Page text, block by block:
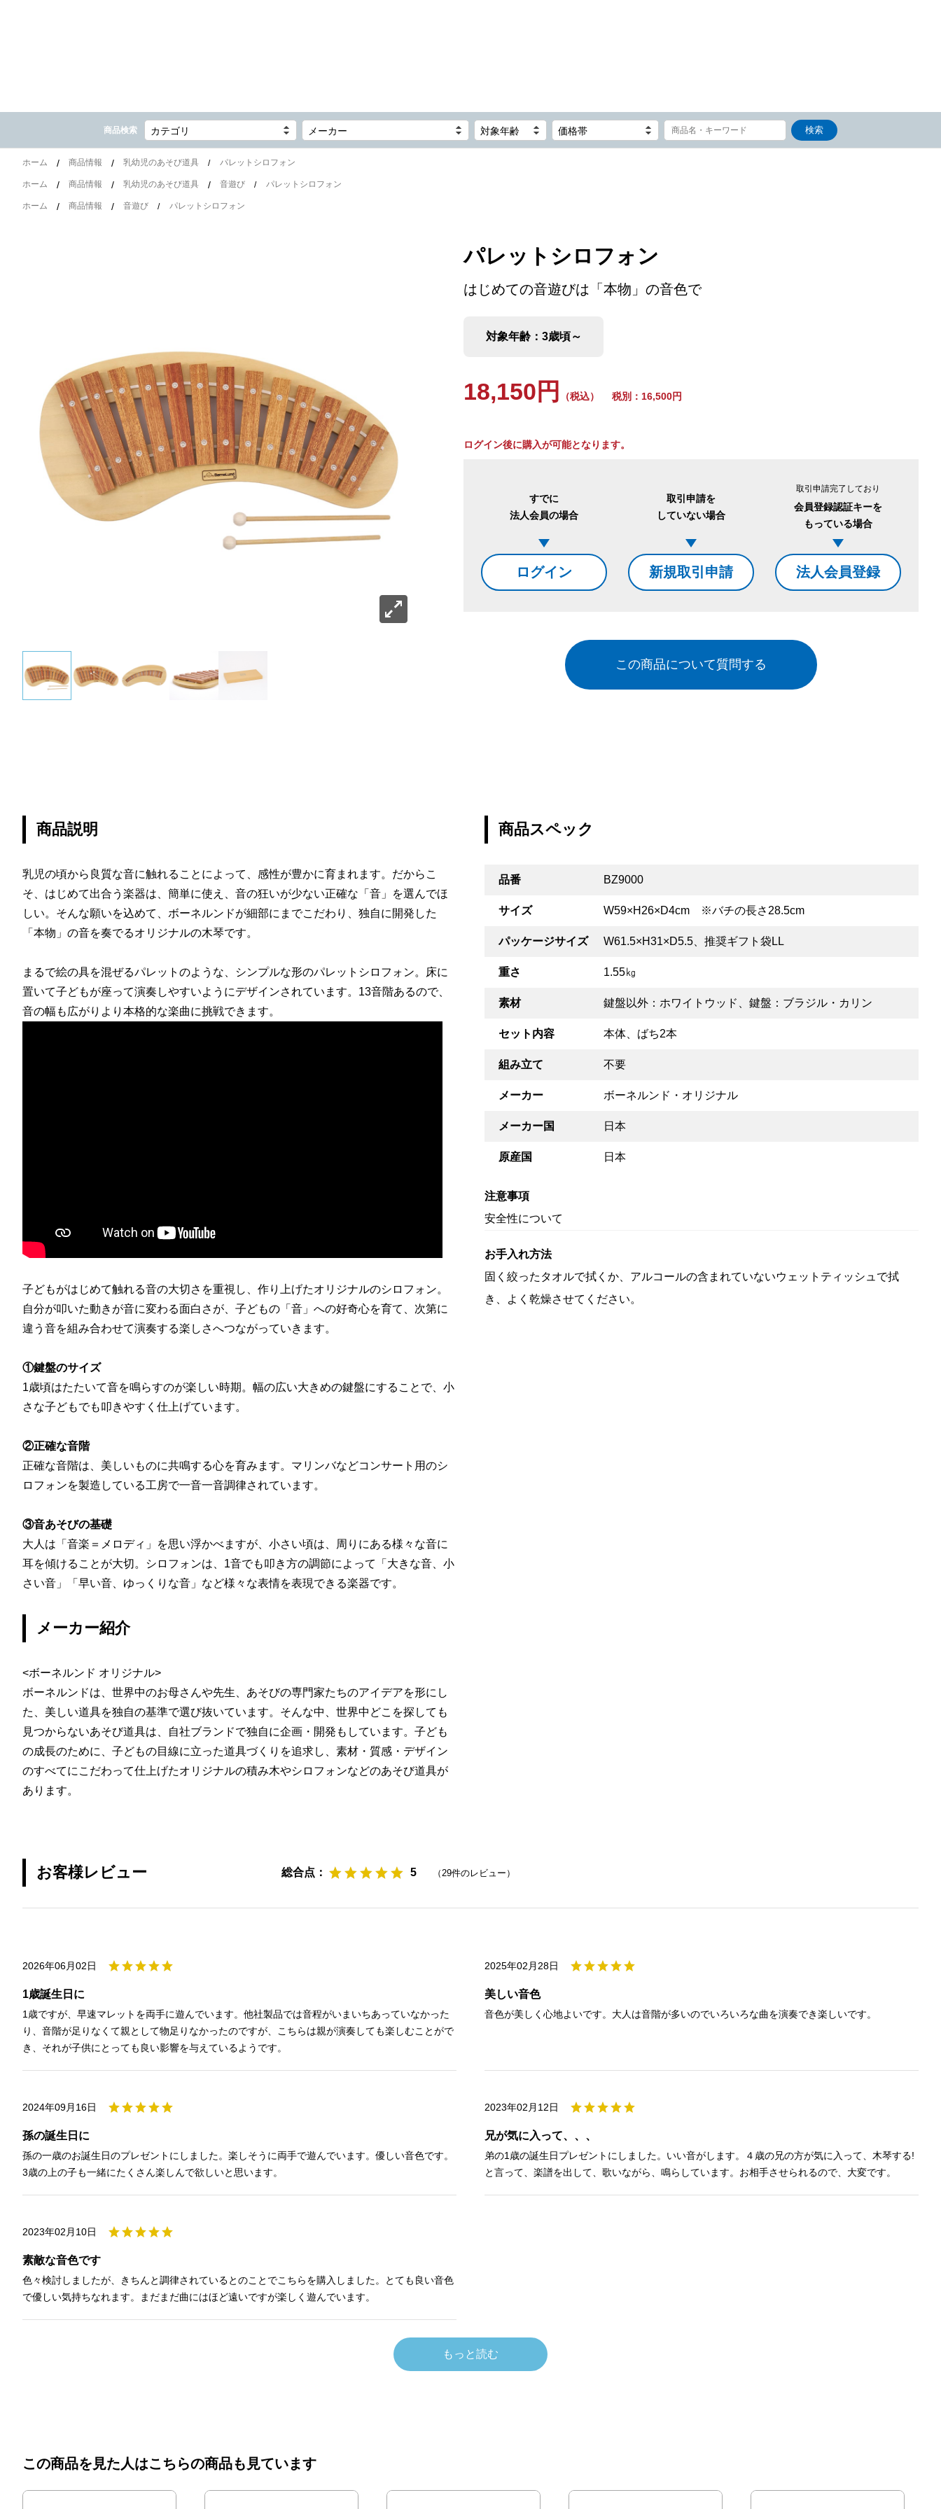
商品検索 カテゴリ メーカー 対象年齢 価格帯
ホーム 商品情報 乳幼児のあそび道具 パレットシロフォン
ホーム 商品情報 乳幼児のあそび道具 音遊び パレットシロフォン
ホーム 商品情報 音遊び パレットシロフォン
パレットシロフォン
はじめての音遊びは「本物」の音色で
対象年齢：3歳頃～
18,150円 （税込） 税別：16,500円
ログイン後に購入が可能となります。
すでに
法人会員の場合
ログイン
取引申請を
していない場合
新規取引申請
取引申請完了しており
会員登録認証キーを
もっている場合
法人会員登録
この商品について質問する
商品説明
乳児の頃から良質な音に触れることによって、感性が豊かに育まれます。だからこ
そ、はじめて出合う楽器は、簡単に使え、音の狂いが少ない正確な「音」を選んでほ
しい。そんな願いを込めて、ボーネルンドが細部にまでこだわり、独自に開発した
「本物」の音を奏でるオリジナルの木琴です。
まるで絵の具を混ぜるパレットのような、シンプルな形のパレットシロフォン。床に
置いて子どもが座って演奏しやすいようにデザインされています。13音階あるので、
音の幅も広がりより本格的な楽曲に挑戦できます。
子どもがはじめて触れる音の大切さを重視し、作り上げたオリジナルのシロフォン。
自分が叩いた動きが音に変わる面白さが、子どもの「音」への好奇心を育て、次第に
違う音を組み合わせて演奏する楽しさへつながっていきます。
①鍵盤のサイズ
1歳頃はたたいて音を鳴らすのが楽しい時期。幅の広い大きめの鍵盤にすることで、小
さな子どもでも叩きやすく仕上げています。
②正確な音階
正確な音階は、美しいものに共鳴する心を育みます。マリンバなどコンサート用のシ
ロフォンを製造している工房で一音一音調律されています。
③音あそびの基礎
大人は「音楽＝メロディ」を思い浮かべますが、小さい頃は、周りにある様々な音に
耳を傾けることが大切。シロフォンは、1音でも叩き方の調節によって「大きな音、小
さい音」「早い音、ゆっくりな音」など様々な表情を表現できる楽器です。
メーカー紹介
<ボーネルンド オリジナル>
ボーネルンドは、世界中のお母さんや先生、あそびの専門家たちのアイデアを形にし
た、美しい道具を独自の基準で選び抜いています。そんな中、世界中どこを探しても
見つからないあそび道具は、自社ブランドで独自に企画・開発もしています。子ども
の成長のために、子どもの目線に立った道具づくりを追求し、素材・質感・デザイン
のすべてにこだわって仕上げたオリジナルの積み木やシロフォンなどのあそび道具が
あります。
商品スペック
品番 BZ9000
サイズ W59×H26×D4cm ※バチの長さ28.5cm
パッケージサイズ W61.5×H31×D5.5、推奨ギフト袋LL
重さ 1.55㎏
素材 鍵盤以外：ホワイトウッド、鍵盤：ブラジル・カリン
セット内容 本体、ばち2本
組み立て 不要
メーカー ボーネルンド・オリジナル
メーカー国 日本
原産国 日本
注意事項
安全性について
お手入れ方法
固く絞ったタオルで拭くか、アルコールの含まれていないウェットティッシュで拭
き、よく乾燥させてください。
お客様レビュー 総合点： （29件のレビュー）
2026年06月02日
1歳誕生日に
1歳ですが、早速マレットを両手に遊んでいます。他社製品では音程がいまいちあっていなかった
り、音階が足りなくて親として物足りなかったのですが、こちらは親が演奏しても楽しむことがで
き、それが子供にとっても良い影響を与えているようです。
2025年02月28日
美しい音色
音色が美しく心地よいです。大人は音階が多いのでいろいろな曲を演奏でき楽しいです。
2024年09月16日
孫の誕生日に
孫の一歳のお誕生日のプレゼントにしました。楽しそうに両手で遊んでいます。優しい音色です。
3歳の上の子も一緒にたくさん楽しんで欲しいと思います。
2023年02月12日
兄が気に入って、、、
弟の1歳の誕生日プレゼントにしました。いい音がします。４歳の兄の方が気に入って、木琴する!
と言って、楽譜を出して、歌いながら、鳴らしています。お相手させられるので、大変です。
2023年02月10日
素敵な音色です
色々検討しましたが、きちんと調律されているとのことでこちらを購入しました。とても良い音色
で優しい気持ちなれます。まだまだ曲にはほど遠いですが楽しく遊んでいます。
もっと読む
この商品を見た人はこちらの商品も見ています